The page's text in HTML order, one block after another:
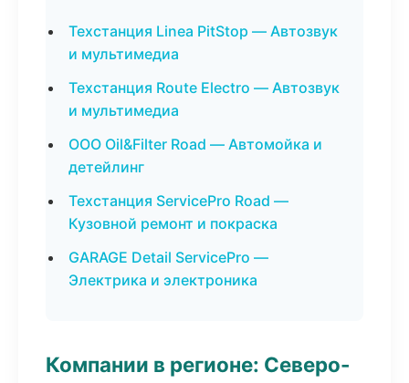
Техстанция Linea PitStop — Автозвук
и мультимедиа
Техстанция Route Electro — Автозвук
и мультимедиа
ООО Oil&Filter Road — Автомойка и
детейлинг
Техстанция ServicePro Road —
Кузовной ремонт и покраска
GARAGE Detail ServicePro —
Электрика и электроника
Компании в регионе: Северо-